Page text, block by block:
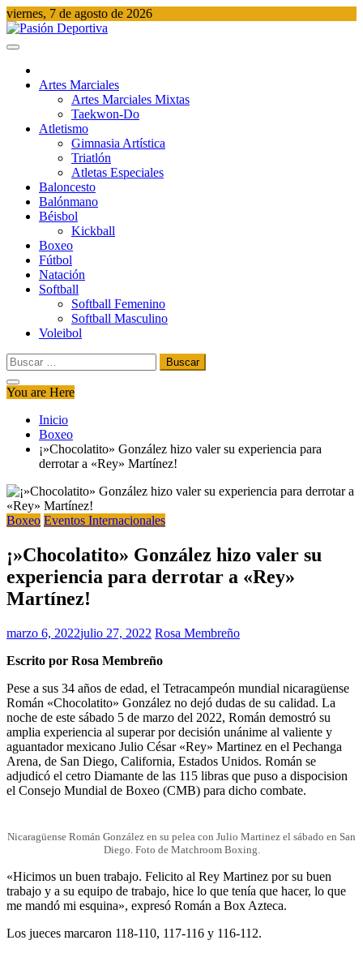
Saltar
al
contenido
viernes, 7 de agosto de 2026
Artes Marciales
Artes Marciales Mixtas
Taekwon-Do
Atletismo
Gimnasia Artística
Triatlón​
Atletas Especiales
Baloncesto
Balónmano
Béisbol
Kickball​
Boxeo
Fútbol
Natación​
Softball​
Softball​ Femenino
Softball​ Masculino
Voleibol​
Buscar:
You are Here
Inicio
Boxeo
¡»Chocolatito» González hizo valer su experiencia para
derrotar a «Rey» Martínez!
Boxeo Eventos Internacionales
¡»Chocolatito» González hizo valer su
experiencia para derrotar a «Rey»
Martínez!
marzo 6, 2022julio 27, 2022 Rosa Membreño
Escrito por Rosa Membreño
Pese a sus 34 años de edad, el Tetracampeón mundial nicaragüense
Román «Chocolatito» González no dejó dudas de su calidad. La
noche de este sábado 5 de marzo del 2022, Román demostró su
amplia experiencia al superar por decisión unánime al valiente y
aguantador mexicano Julio César «Rey» Martinez en el Pechanga
Arena, de San Diego, California, Estados Unidos. Román se
adjudicó el cetro Diamante de las 115 libras que puso a dispocision
el Consejo Mundial de Boxeo (CMB) para dicho combate.
Nicaragüense Román González en su pelea con Julio Martinez el sábado en San
Diego. Foto de Matchroom Boxing.
«Hicimos un buen trabajo. Felicito al Rey Martinez por su buen
trabajo y a su equipo de trabajo, hice lo que tenía que hacer, lo que
me mandó mi esquina», expresó Román a Box Azteca.
Los jueces marcaron 118-110, 117-116 y 116-112.